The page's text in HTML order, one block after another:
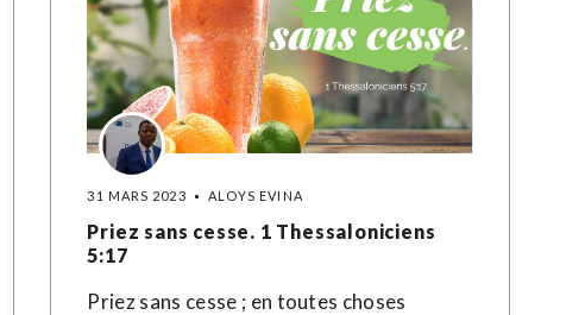
31 MARS 2023 ALOYS EVINA
Priez sans cesse. 1 Thessaloniciens
5:17
Priez sans cesse ; en toutes choses